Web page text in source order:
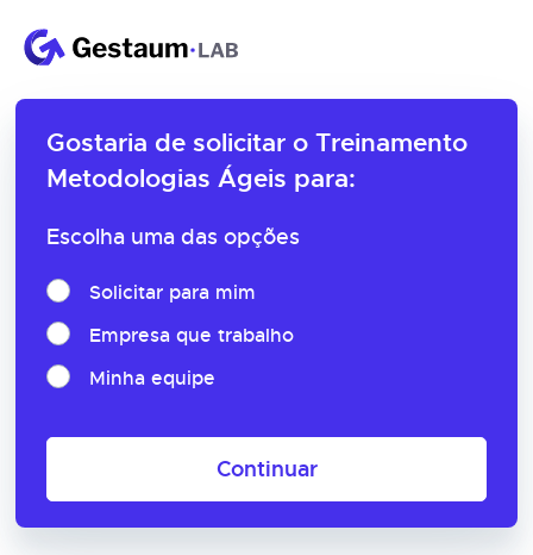
Gostaria de solicitar o Treinamento
Metodologias Ágeis para:
Escolha uma das opções
Solicitar para mim
Empresa que trabalho
Minha equipe
Continuar